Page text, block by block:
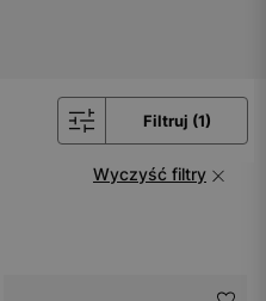
Filtruj (1)
Wyczyść filtry